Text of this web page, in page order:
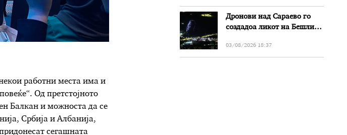
работни места има и
Од претстојното
Балкан и можноста да се
Србија и Албанија,
сегашната
Дронови над Сараево го
создадоа ликот на Бешлиќ
нивниот дует
03/08/2026 18:37